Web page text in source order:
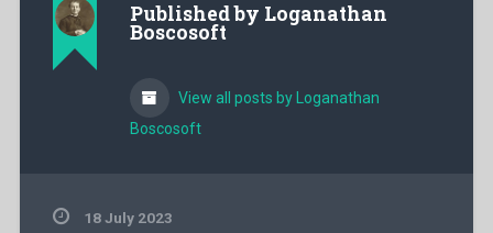
Published by Loganathan
Boscosoft
View all posts by Loganathan
Boscosoft
18 July 2023